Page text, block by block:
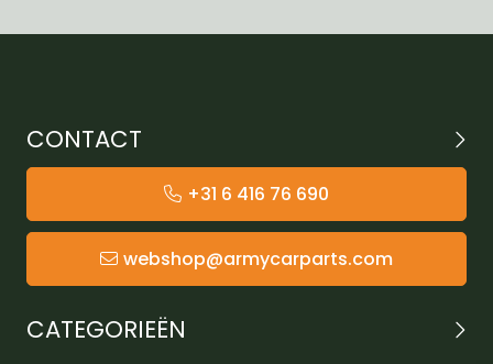
CONTACT
+31 6 416 76 690
webshop@armycarparts.com
CATEGORIEËN